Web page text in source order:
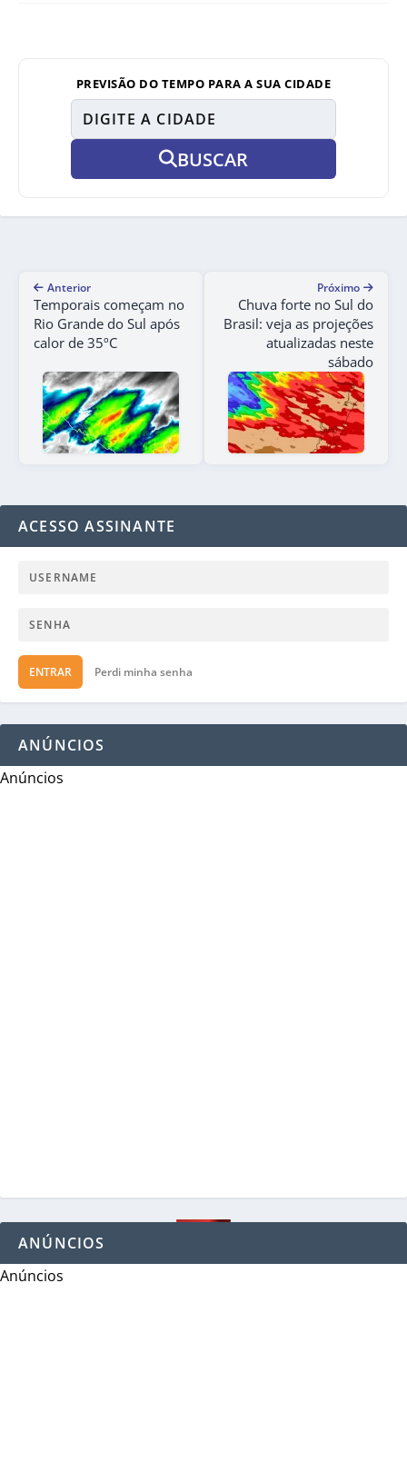
PREVISÃO DO TEMPO PARA A SUA CIDADE
BUSCAR
Anterior
Temporais começam no
Rio Grande do Sul após
calor de 35ºC
Próximo
Chuva forte no Sul do
Brasil: veja as projeções
atualizadas neste
sábado
ACESSO ASSINANTE
ENTRAR Perdi minha senha
ANÚNCIOS
Anúncios
ANÚNCIOS
Anúncios